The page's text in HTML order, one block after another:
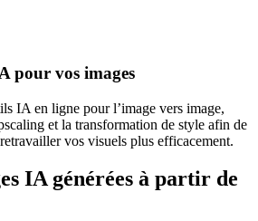
pour vos images
IA en ligne pour l’image vers image,
et la transformation de style afin de
vos visuels plus efficacement.
IA générées à partir de